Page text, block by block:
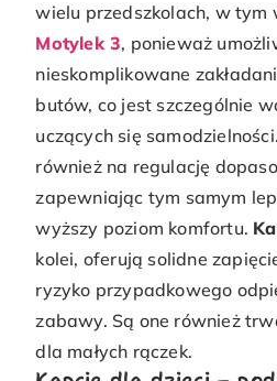
wielu przedszkolach, w tym
Motylek 3, ponieważ
nieskomplikowane
butów, co jest szczególnie
uczących się
również na regulację
zapewniając tym samym
wyższy poziom komfortu.
kolei, oferują solidne
ryzyko przypadkowego
zabawy. Są one również
dla małych rączek.